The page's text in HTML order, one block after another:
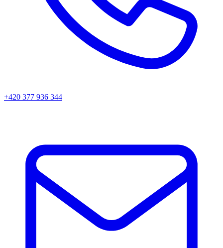
+420 377 936 344